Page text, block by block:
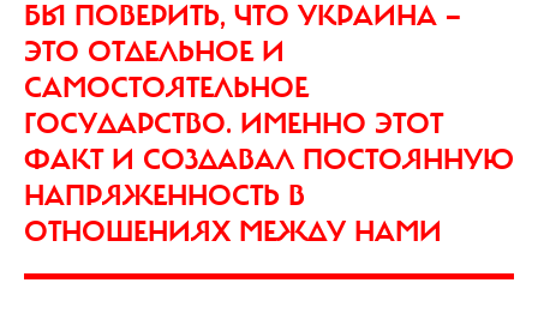
БЫ ПОВЕРИТЬ, ЧТО УКРАИНА —
ЭТО ОТДЕЛЬНОЕ И
САМОСТОЯТЕЛЬНОЕ
ГОСУДАРСТВО. ИМЕННО ЭТОТ
ФАКТ И СОЗДАВАЛ ПОСТОЯННУЮ
НАПРЯЖЕННОСТЬ В
ОТНОШЕНИЯХ МЕЖДУ НАМИ